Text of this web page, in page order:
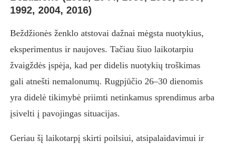
1992, 2004, 2016)
Beždžionės ženklo atstovai dažnai mėgsta nuotykius,
eksperimentus ir naujoves. Tačiau šiuo laikotarpiu
žvaigždės įspėja, kad per didelis nuotykių troškimas
gali atnešti nemalonumų. Rugpjūčio 26–30 dienomis
yra didelė tikimybė priimti netinkamus sprendimus arba
įsivelti į pavojingas situacijas.
Geriau šį laikotarpį skirti poilsiui, atsipalaidavimui ir